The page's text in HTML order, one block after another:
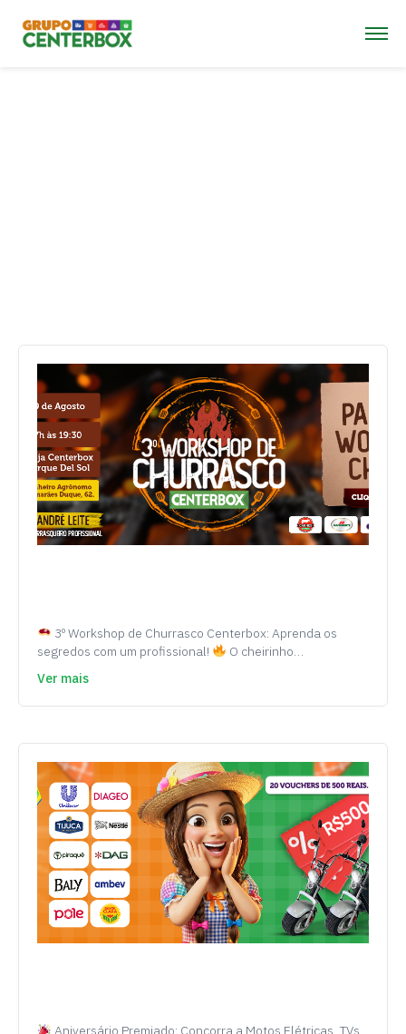
3º Workshop de Churrasco Centerbox: Aprenda os
segredos com um profissional!
O cheirinho…
Ver mais
Aniversário Premiado: Concorra a Motos Elétricas, TVs